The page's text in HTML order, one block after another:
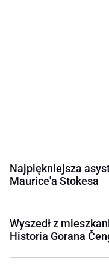
Najpiękniejsza
Maurice'a Stokesa
Wyszedł z
Historia Gorana